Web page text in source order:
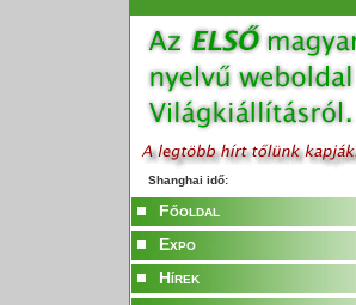
Shanghai idő:
Főoldal
Expo
Hírek